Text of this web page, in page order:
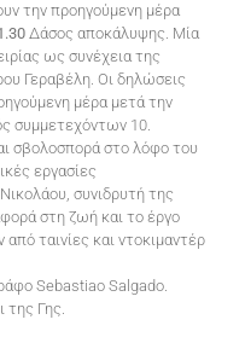
την προηγούμενη μέρα
Δάσος αποκάλυψης. Μία
ως συνέχεια της
Γεραβέλη. Οι δηλώσεις
μέρα μετά την
συμμετεχόντων 10.
σβολοσπορά στο λόφο του
εργασίες
συνιδρυτή της
στη ζωή και το έργο
ταινίες και ντοκιμαντέρ
Sebastiao Salgado.
της Γης.